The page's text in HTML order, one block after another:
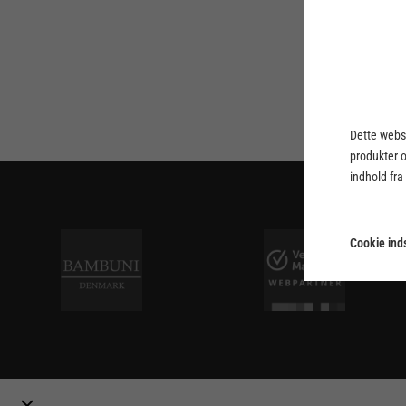
Dette
produkter
indhold
Cookie